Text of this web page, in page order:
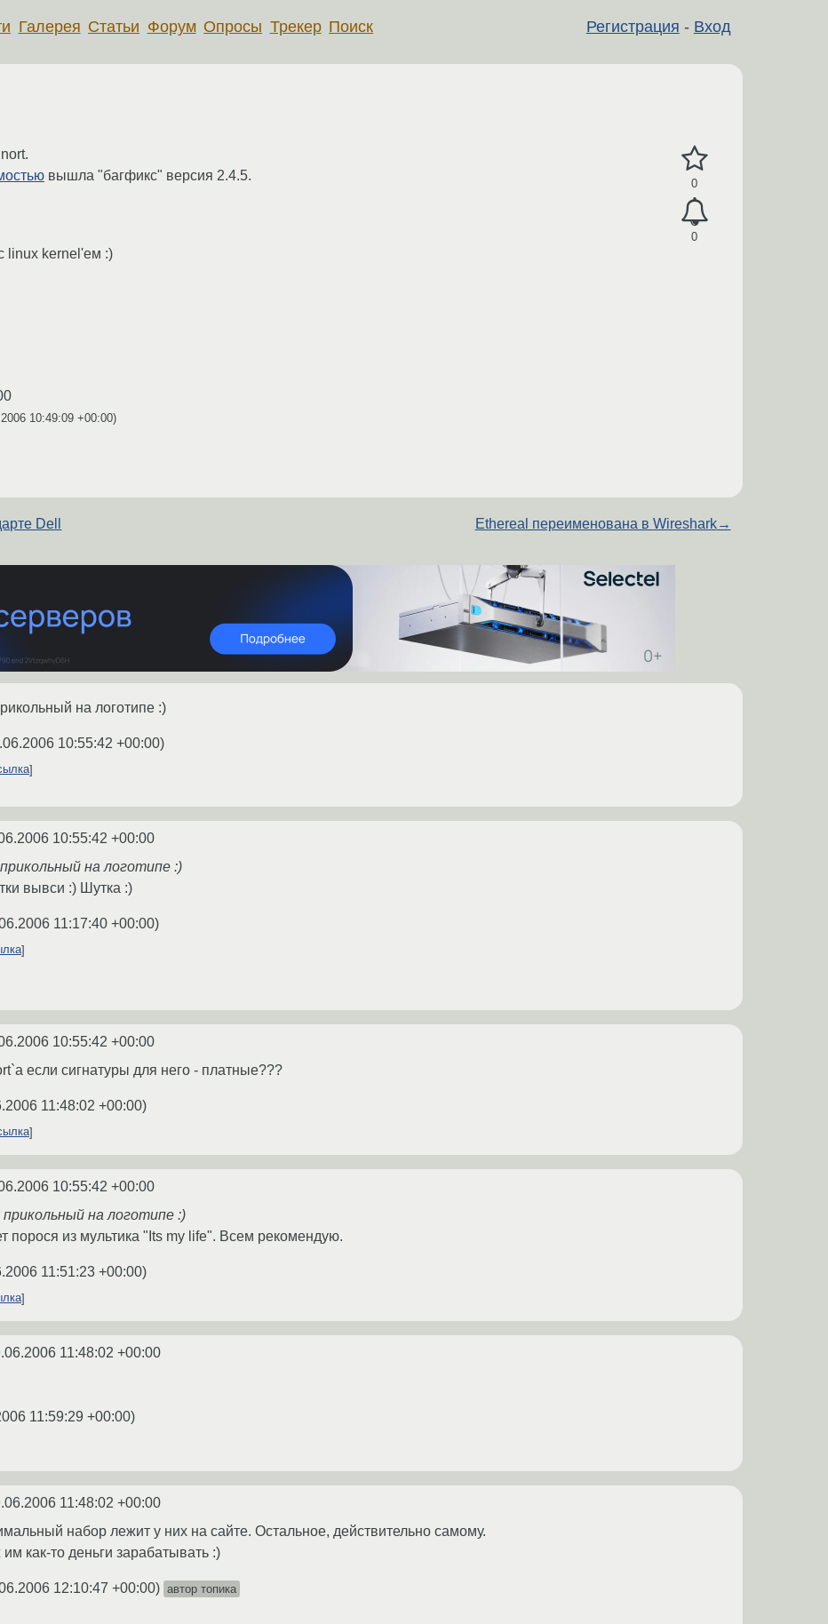
Регистрация - Вход
Галерея Статьи Форум Опросы Трекер Поиск
0
0
вышла "багфикс" версия 2.4.5.
linux kernel'ем :)
10:49:09 +00:00)
Dell Ethereal переименована в Wireshark→
на логотипе :)
10:55:42 +00:00)
10:55:42 +00:00
на логотипе :)
вывси :) Шутка :)
11:17:40 +00:00)
10:55:42 +00:00
если сигнатуры для него - платные???
11:48:02 +00:00)
10:55:42 +00:00
прикольный на логотипе :)
порося из мультика "Its my life". Всем рекомендую.
11:51:23 +00:00)
11:48:02 +00:00
11:59:29 +00:00)
11:48:02 +00:00
набор лежит у них на сайте. Остальное, действительно самому.
как-то деньги зарабатывать :)
12:10:47 +00:00) автор топика